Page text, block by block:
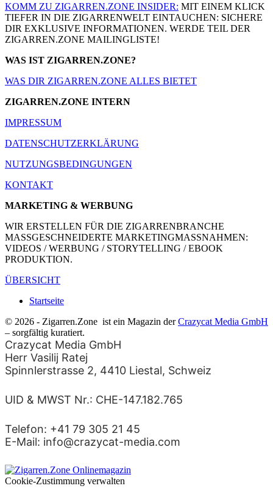
KOMM ZU ZIGARREN.ZONE INSIDER: MIT EINEM KLICK
TIEFER IN DIE ZIGARRENWELT EINTAUCHEN: SICHERE
DIR EXKLUSIVE INFORMATIONEN. WERDE TEIL DER
ZIGARREN.ZONE MAILINGLISTE!
WAS IST ZIGARREN.ZONE?
WAS DIR ZIGARREN.ZONE ALLES BIETET
ZIGARREN.ZONE INTERN
IMPRESSUM
DATENSCHUTZERKLÄRUNG
NUTZUNGSBEDINGUNGEN
KONTAKT
MARKETING & WERBUNG
WIR ERSTELLEN FÜR DIE ZIGARRENBRANCHE
MASSGESCHNEIDERTE MARKETINGMASSNAHMEN:
VIDEOS / WERBUNG / STORYTELLING / EBOOK
PRODUKTION.
ÜBERSICHT
Startseite
© 2026 - Zigarren.Zone ist ein Magazin derCrazycat Media GmbH
– sorgfältig kuratiert.
Crazycat Media GmbH
Herr Vasilij Ratej
Spinnlerstrasse 2, 4410 Liestal, Schweiz
UID & MWST Nr.: CHE-147.182.765
Telefon: +41 79 305 21 45
E-Mail: info@crazycat-media.com
Cookie-Zustimmung verwalten